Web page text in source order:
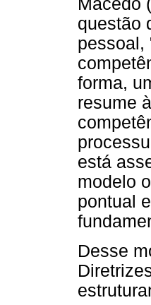
Macedo
questão
pessoal,
forma,
resume
está
modelo
pontual
Desse